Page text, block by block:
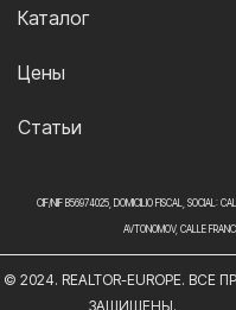
Каталог
Цены
Статьи
CIF/NIF B56974025, DOMICILIO FISCAL, SOCIAL:
AVTONOMOV, CALLE
© 2024. REALTOR-EUROPE. ВСЕ
ЗАЩИЩЕНЫ.